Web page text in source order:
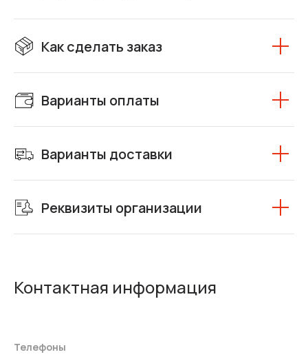
Как сделать заказ
Варианты оплаты
Варианты доставки
Реквизиты организации
Контактная информация
Телефоны